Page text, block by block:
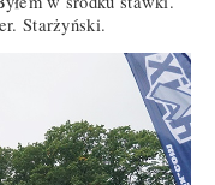
Starżyński.